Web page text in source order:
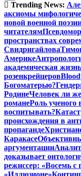
Trending News:
аксиомы
новой военной
читателям
пространствах
Свидригайлова
Америке
академическая
розенкрейцеров
Богоматерью?
РодинеЧеловек ли
романеРоль ученого
воспитывать?
происхождения в
пропаганде
Каракасе
аргументации
доказывает
режиссер: «Восемь с